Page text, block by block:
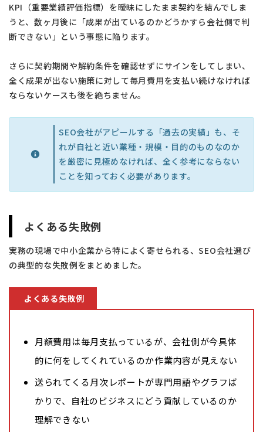
KPI（重要業績評価指標）を曖昧にしたまま契約を結んでしま
うと、数ヶ月後に「成果が出ているのかどうかすら会社側で判
断できない」という事態に陥ります。
さらに契約期間や解約条件を確認せずにサインをしてしまい、
全く成果が出ない施策に対して毎月費用を支払い続けなければ
ならないケースも後を絶ちません。
SEO会社がアピールする「過去の実績」も、そ
れが自社と近い業種・規模・目的のものなのか
を厳密に見極めなければ、全く参考にならない
ことを知っておく必要があります。
よくある失敗例
実務の現場で中小企業から特によく寄せられる、SEO会社選び
の典型的な失敗例をまとめました。
よくある失敗例
月額費用は毎月支払っているが、会社側が今具体
的に何をしてくれているのか作業内容が見えない
送られてくる月次レポートが専門用語やグラフば
かりで、自社のビジネスにどう貢献しているのか
理解できない